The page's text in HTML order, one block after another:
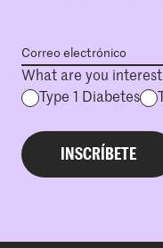
What are you
Type 1 Diabetes